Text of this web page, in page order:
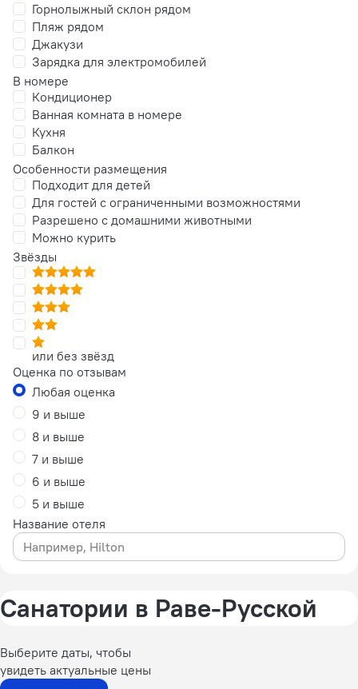
Горнолыжный склон рядом
Пляж рядом
Джакузи
Зарядка для электромобилей
В номере
Кондиционер
Ванная комната в номере
Кухня
Балкон
Особенности размещения
Подходит для детей
Для гостей с ограниченными возможностями
Разрешено с домашними животными
Можно курить
Звёзды
или без звёзд
Оценка по отзывам
Любая оценка
9 и выше
8 и выше
7 и выше
6 и выше
5 и выше
Название отеля
Санатории в Раве-Русской
Выберите даты, чтобы
увидеть актуальные цены